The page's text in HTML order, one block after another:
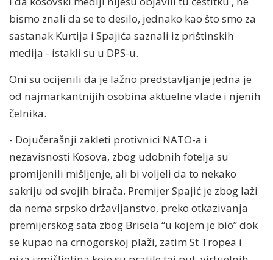
bismo znali da se to desilo, jednako kao što smo za
sastanak Kurtija i Spajića saznali iz prištinskih
medija - istakli su u DPS-u.
Oni su ocijenili da je lažno predstavljanje jedna je
od najmarkantnijih osobina aktuelne vlade i njenih
čelnika.
- Dojučerašnji zakleti protivnici NATO-a i
nezavisnosti Kosova, zbog udobnih fotelja su
promijenili mišljenje, ali bi voljeli da to nekako
sakriju od svojih birača. Premijer Spajić je zbog laži
da nema srpsko državljanstvo, preko otkazivanja
premijerskog sata zbog Brisela “u kojem je bio” dok
se kupao na crnogorskoj plaži, zatim St Tropea i